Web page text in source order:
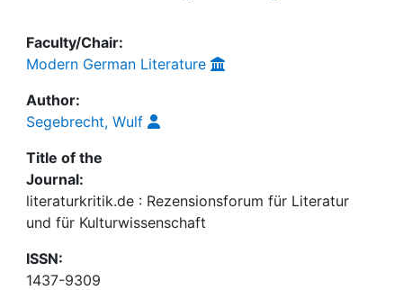
Faculty/Chair:
Modern German Literature
Author:
Segebrecht, Wulf
Title of the
Journal:
literaturkritik.de : Rezensionsforum für Literatur
und für Kulturwissenschaft
ISSN:
1437-9309